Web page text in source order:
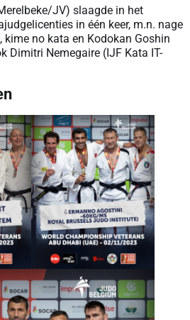
JV) slaagde in het
in één keer, m.n. nage
kime no kata en Kodokan Goshin
Dimitri Nemegaire (IJF Kata IT-